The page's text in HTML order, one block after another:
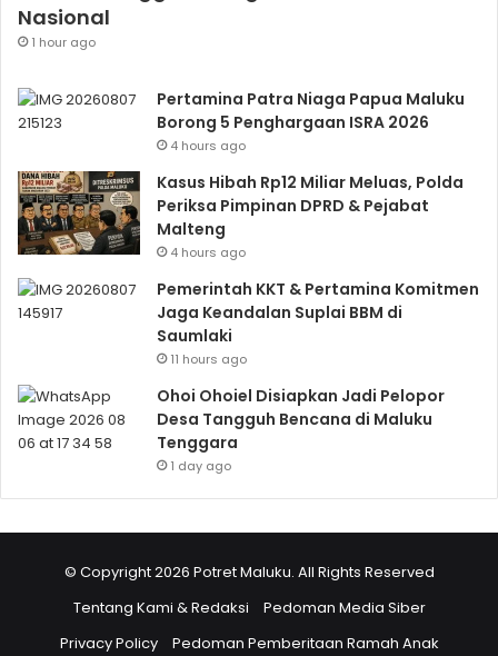
Nasional
1 hour ago
Pertamina Patra Niaga Papua Maluku
Borong 5 Penghargaan ISRA 2026
4 hours ago
Kasus Hibah Rp12 Miliar Meluas, Polda
Periksa Pimpinan DPRD & Pejabat
Malteng
4 hours ago
Pemerintah KKT & Pertamina Komitmen
Jaga Keandalan Suplai BBM di
Saumlaki
11 hours ago
Ohoi Ohoiel Disiapkan Jadi Pelopor
Desa Tangguh Bencana di Maluku
Tenggara
1 day ago
© Copyright 2026 Potret Maluku. All Rights Reserved
Tentang Kami & Redaksi
Pedoman Media Siber
Privacy Policy
Pedoman Pemberitaan Ramah Anak